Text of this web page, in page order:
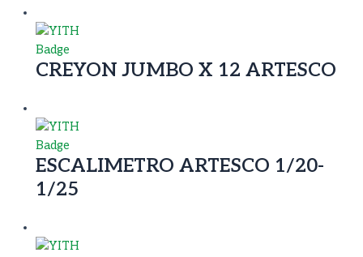
CREYON JUMBO X 12 ARTESCO
ESCALIMETRO ARTESCO 1/20-
1/25